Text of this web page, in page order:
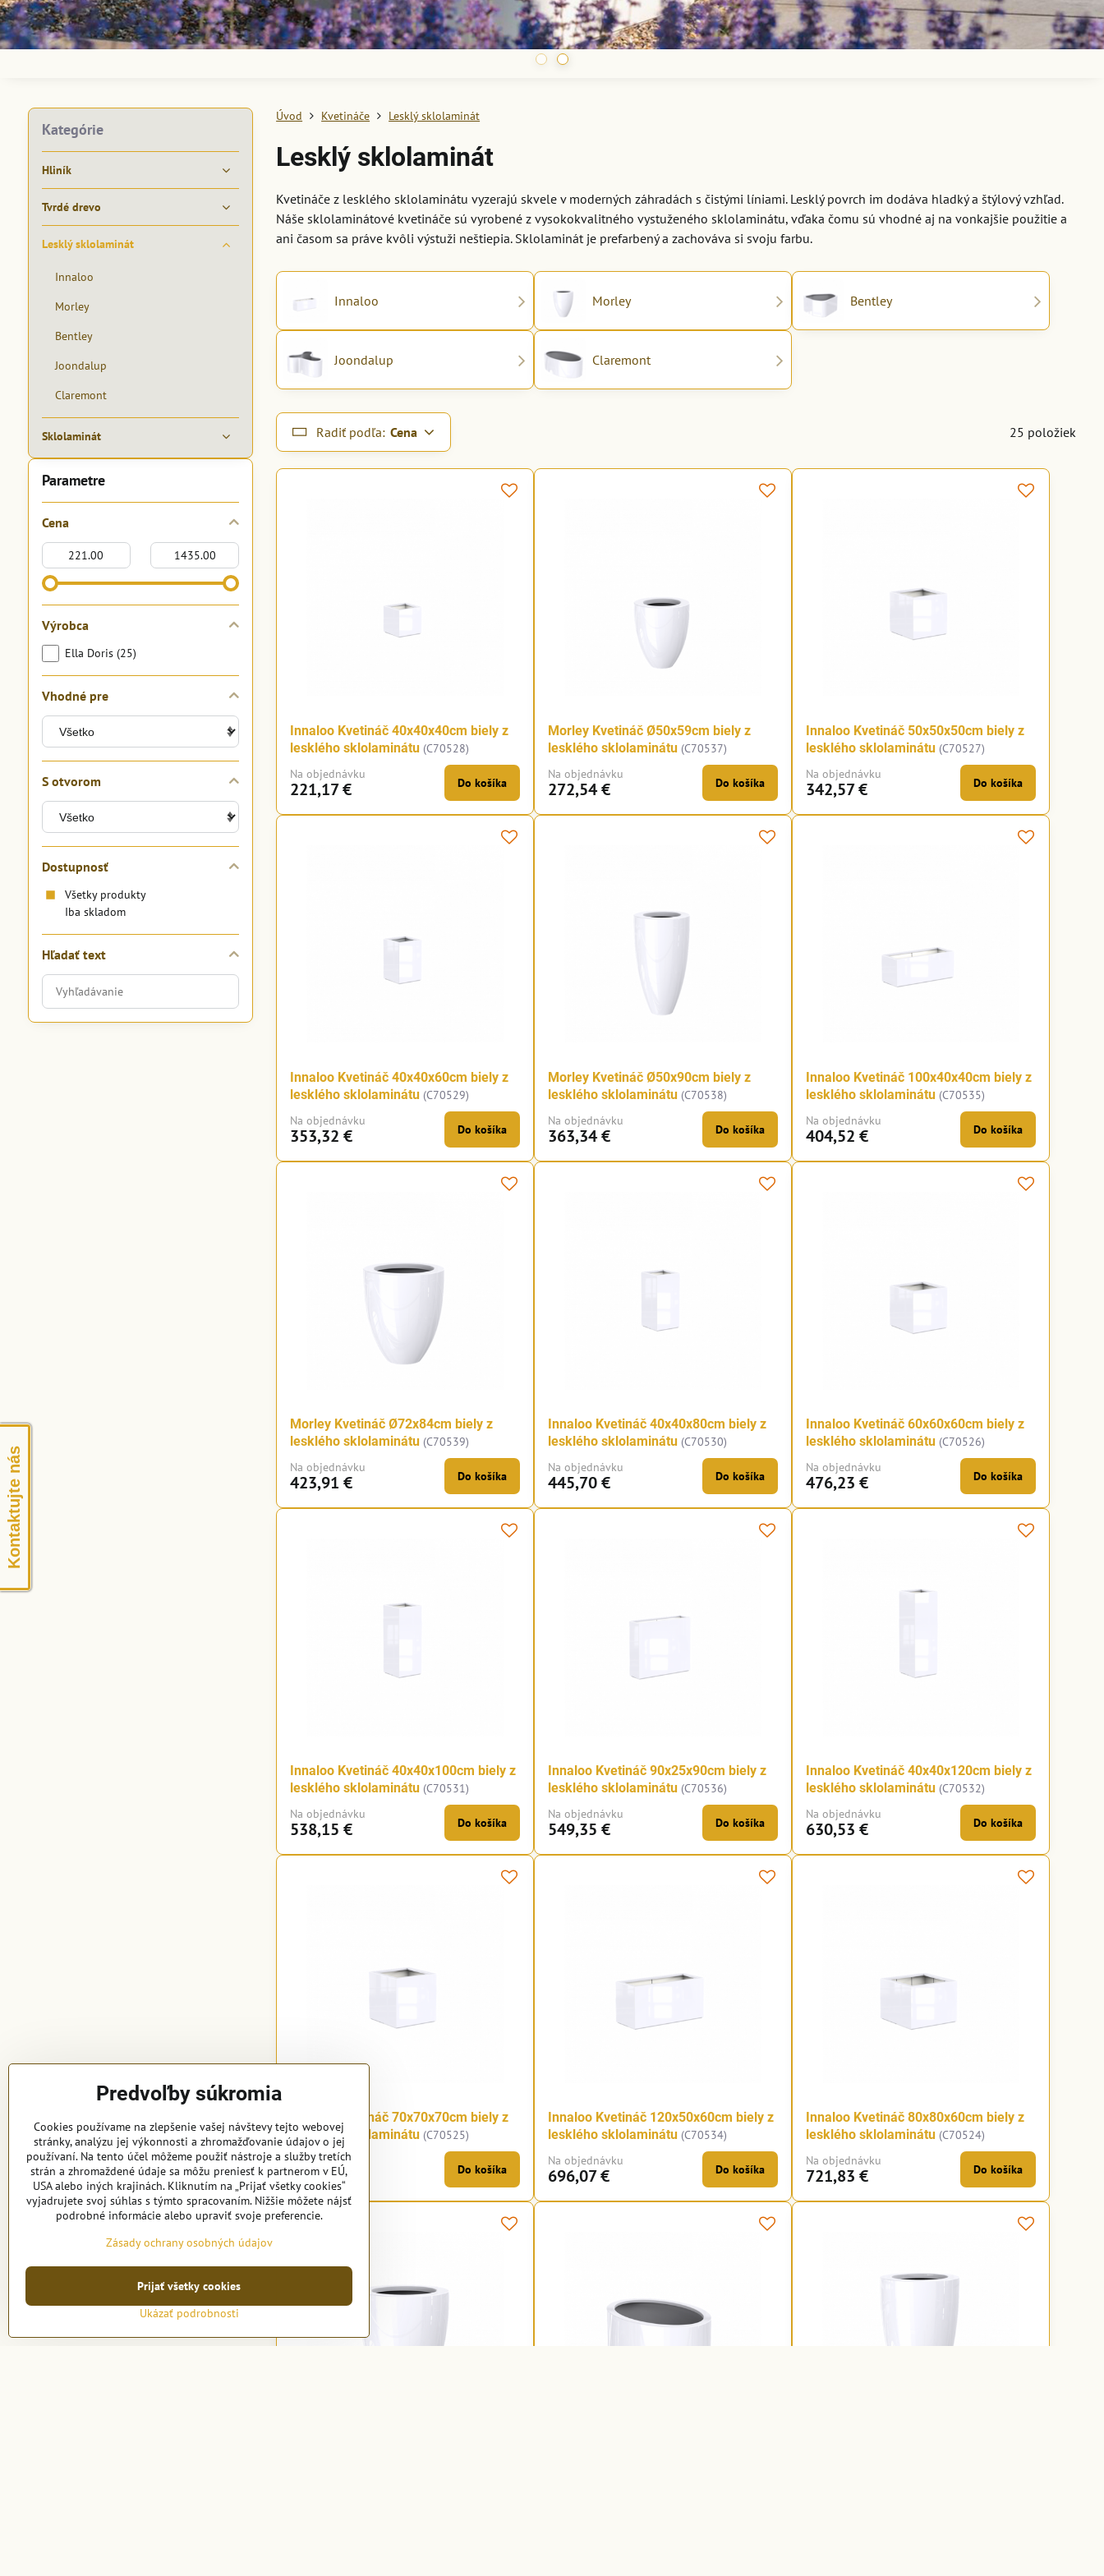
Úvod Kvetináče Lesklý sklolaminát
Lesklý sklolaminát
Kvetináče z lesklého sklolaminátu vyzerajú skvele v moderných záhradách s čistými líniami. Lesklý povrch im dodáva hladký a štýlový vzhľad.
Náše sklolaminátové kvetináče sú vyrobené z vysokokvalitného vystuženého sklolaminátu, vďaka čomu sú vhodné aj na vonkajšie použitie a
ani časom sa práve kvôli výstuži neštiepia. Sklolaminát je prefarbený a zachováva si svoju farbu.
Innaloo Morley Bentley
Joondalup Claremont
Radiť podľa: Cena 25 položiek
Innaloo Kvetináč 40x40x40cm biely z
lesklého sklolaminátu (C70528)
Na objednávku
221,17 € Do košíka
Morley Kvetináč Ø50x59cm biely z
lesklého sklolaminátu (C70537)
Na objednávku
272,54 € Do košíka
Innaloo Kvetináč 50x50x50cm biely z
lesklého sklolaminátu (C70527)
Na objednávku
342,57 € Do košíka
Innaloo Kvetináč 40x40x60cm biely z
lesklého sklolaminátu (C70529)
Na objednávku
353,32 € Do košíka
Morley Kvetináč Ø50x90cm biely z
lesklého sklolaminátu (C70538)
Na objednávku
363,34 € Do košíka
Innaloo Kvetináč 100x40x40cm biely z
lesklého sklolaminátu (C70535)
Na objednávku
404,52 € Do košíka
Morley Kvetináč Ø72x84cm biely z
lesklého sklolaminátu (C70539)
Na objednávku
423,91 € Do košíka
Innaloo Kvetináč 40x40x80cm biely z
lesklého sklolaminátu (C70530)
Na objednávku
445,70 € Do košíka
Innaloo Kvetináč 60x60x60cm biely z
lesklého sklolaminátu (C70526)
Na objednávku
476,23 € Do košíka
Innaloo Kvetináč 40x40x100cm biely z
lesklého sklolaminátu (C70531)
Na objednávku
538,15 € Do košíka
Innaloo Kvetináč 90x25x90cm biely z
lesklého sklolaminátu (C70536)
Na objednávku
549,35 € Do košíka
Innaloo Kvetináč 40x40x120cm biely z
lesklého sklolaminátu (C70532)
Na objednávku
630,53 € Do košíka
Innaloo Kvetináč 70x70x70cm biely z
lesklého sklolaminátu (C70525)
Na objednávku
645,42 € Do košíka
Innaloo Kvetináč 120x50x60cm biely z
lesklého sklolaminátu (C70534)
Na objednávku
696,07 € Do košíka
Innaloo Kvetináč 80x80x60cm biely z
lesklého sklolaminátu (C70524)
Na objednávku
721,83 € Do košíka
Parametre
Cena
Od:
Do:
Výrobca
Ella Doris (25)
Vhodné pre
S otvorom
Dostupnosť
Všetky produkty
Iba skladom
Hľadať text
Prehľadať
výsledky
filtra
Kategórie
Hliník
Tvrdé drevo
Lesklý sklolaminát
Innaloo
Morley
Bentley
Joondalup
Claremont
Sklolaminát
Kontaktujte nás
Predvoľby súkromia
Cookies používame na zlepšenie vašej návštevy tejto webovej
stránky, analýzu jej výkonnosti a zhromažďovanie údajov o jej
používaní. Na tento účel môžeme použiť nástroje a služby tretích
strán a zhromaždené údaje sa môžu preniesť k partnerom v EÚ,
USA alebo iných krajinách. Kliknutím na „Prijať všetky cookies“
vyjadrujete svoj súhlas s týmto spracovaním. Nižšie môžete nájsť
podrobné informácie alebo upraviť svoje preferencie.
Zásady ochrany osobných údajov
Ukázať podrobnosti
Prijať všetky cookies